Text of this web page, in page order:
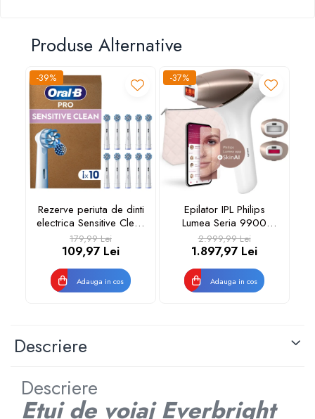
Produse Alternative
-39%
Rezerve periuta de dinti
electrica Sensitive Clean
Oral-B Pro, 10 buc
179,99 Lei
109,97 Lei
Adauga in cos
-37%
Epilator IPL Philips
Lumea Seria 9900
BRI950/01, senzor
SmartSkin, conectare la
AI, utilizare cu sau fara
fir, 450.000 impusuri,
2.999,99 Lei
1.897,97 Lei
Adauga in cos
Descriere
Descriere
Etui de voiaj Everbright